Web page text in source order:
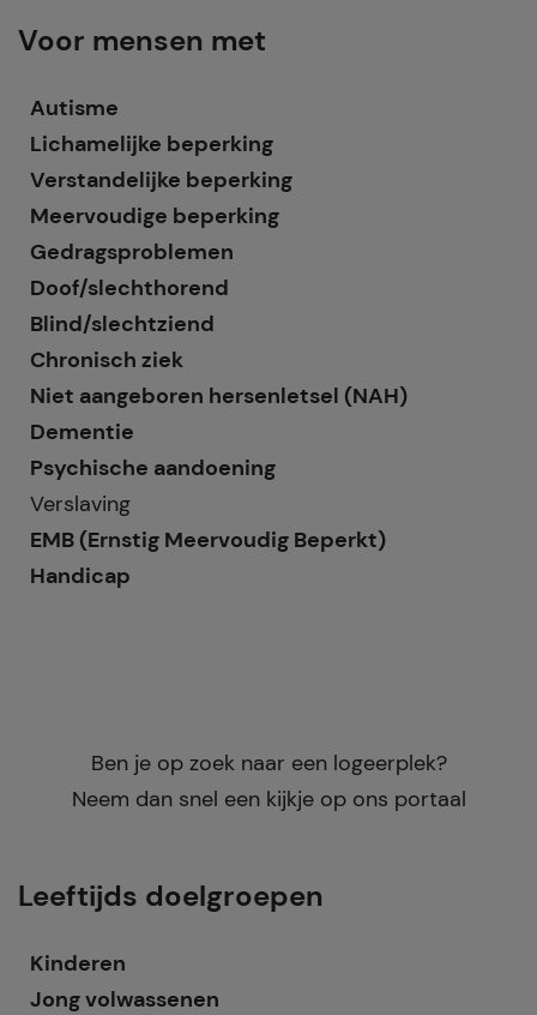
Voor mensen met
Autisme
Lichamelijke beperking
Verstandelijke beperking
Meervoudige beperking
Gedragsproblemen
Doof/slechthorend
Blind/slechtziend
Chronisch ziek
Niet aangeboren hersenletsel (NAH)
Dementie
Psychische aandoening
Verslaving
EMB (Ernstig Meervoudig Beperkt)
Handicap
Ben je op zoek naar een logeerplek?
Neem dan snel een kijkje op ons portaal
Leeftijds doelgroepen
Kinderen
Jong volwassenen